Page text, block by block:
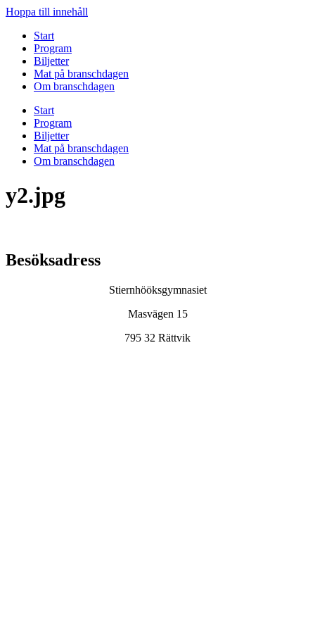
Hoppa till innehåll
Start
Program
Biljetter
Mat på branschdagen
Om branschdagen
Start
Program
Biljetter
Mat på branschdagen
Om branschdagen
y2.jpg
Besöksadress
Stiernhööksgymnasiet
Masvägen 15
795 32 Rättvik